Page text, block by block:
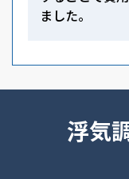
ました。
浮気